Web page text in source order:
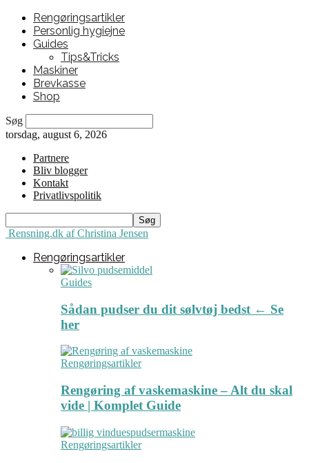
Rengøringsartikler
Personlig hygiejne
Guides
Tips&Tricks
Maskiner
Brevkasse
Shop
Søg
torsdag, august 6, 2026
Partnere
Bliv blogger
Kontakt
Privatlivspolitik
Rensning.dk af Christina Jensen
Rengøringsartikler
Guides
Sådan pudser du dit sølvtøj bedst ← Se
her
Rengøringsartikler
Rengøring af vaskemaskine – Alt du skal
vide | Komplet Guide
Rengøringsartikler